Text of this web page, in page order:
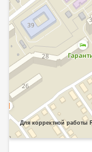
Для корректной работы